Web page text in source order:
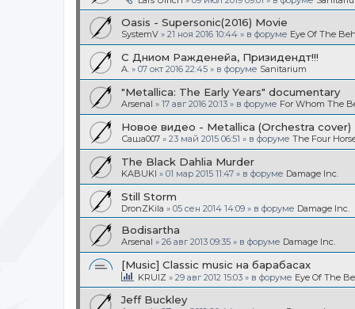
Oasis - Supersonic(2016) Movie
SystemV » 21 ноя 2016 10:44 » в форуме Eye Of The
С Дниом Ражденейа, Призидендт!!!
A. » 07 окт 2016 22:45 » в форуме Sanitarium
"Metallica: The Early Years" documentary
Arsenal » 17 авг 2016 20:13 » в форуме For Whom The
Новое видео - Metallica (Orchestra cover)
Саша007 » 23 май 2015 06:51 » в форуме The Four
The Black Dahlia Murder
KABUKI » 01 мар 2015 11:47 » в форуме Damage Inc.
Still Storm
DronZKila » 05 сен 2014 14:09 » в форуме Damage Inc.
Bodisartha
Arsenal » 26 авг 2013 09:35 » в форуме Damage Inc.
[Music] Classic music на барабасах
KRUIZ » 29 авг 2012 15:03 » в форуме Eye Of The
Jeff Buckley